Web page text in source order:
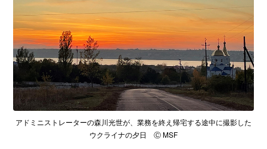
アドミニストレーターの森川光世が、業務を終え帰宅する途中に撮影した
ウクライナの夕日 Ⓒ MSF